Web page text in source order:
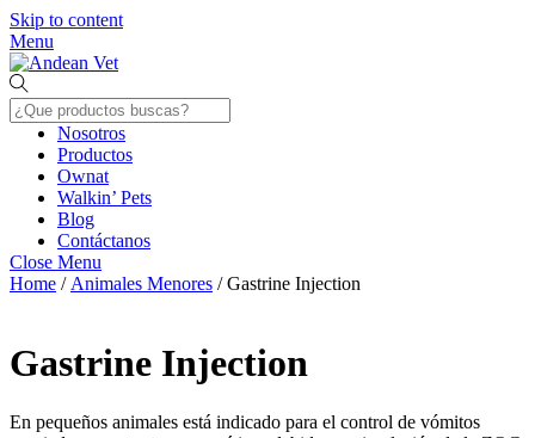
Skip to content
Menu
Nosotros
Productos
Ownat
Walkin’ Pets
Blog
Contáctanos
Close Menu
Home / Animales Menores / Gastrine Injection
Gastrine Injection
En pequeños animales está indicado para el control de vómitos